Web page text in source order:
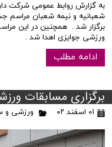
به گزارش روابط عمومی شرکت
شعبانیه و نیمه شعبان مراسم
برگزار شد . همچنین در این
ورزشی جوایزی اهدا شد .
ادامه مطلب
برگزاری مسابقات
۰۱ اسفند ۰۲ ورزشی و